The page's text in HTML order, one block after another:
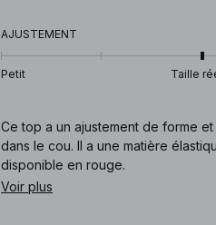
AJUSTEMENT
Petit Taille
Ce top a un ajustement de forme
dans le cou. Il a une matière
disponible en rouge.
Voir plus